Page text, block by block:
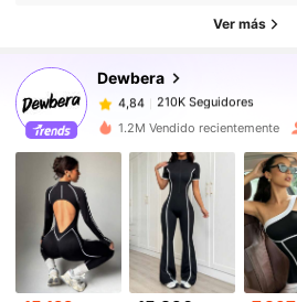
Ver más
Dewbera
210K Seguidores
4,84 210K Seguidores
s***2 pagóHace 1 día
4,84 210K Seguidores
4,84 210K Seguidores
4,84 210K Seguidores
1.2M Vendido recientemente